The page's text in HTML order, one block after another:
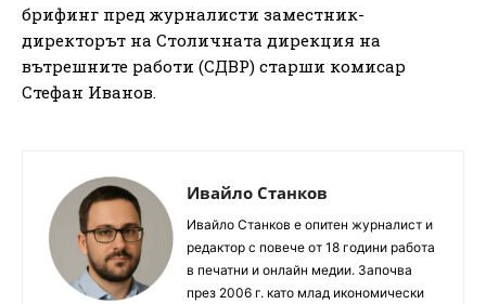
брифинг пред журналисти заместник-
директорът на Столичната дирекция на
вътрешните работи (СДВР) старши комисар
Стефан Иванов.
Ивайло Станков
Ивайло Станков е опитен журналист и
редактор с повече от 18 години работа
в печатни и онлайн медии. Започва
през 2006 г. като млад икономически